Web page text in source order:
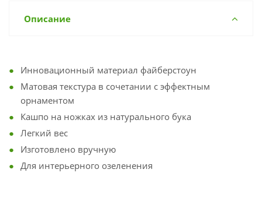
Описание
Инновационный материал файберстоун
Матовая текстура в сочетании с эффектным
орнаментом
Кашпо на ножках из натурального бука
Легкий вес
Изготовлено вручную
Для интерьерного озеленения